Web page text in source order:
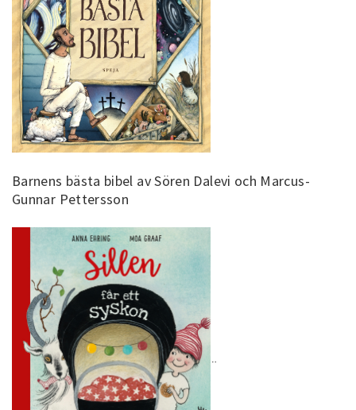
Barnens bästa bibel av Sören Dalevi och Marcus-
Gunnar Pettersson
¨